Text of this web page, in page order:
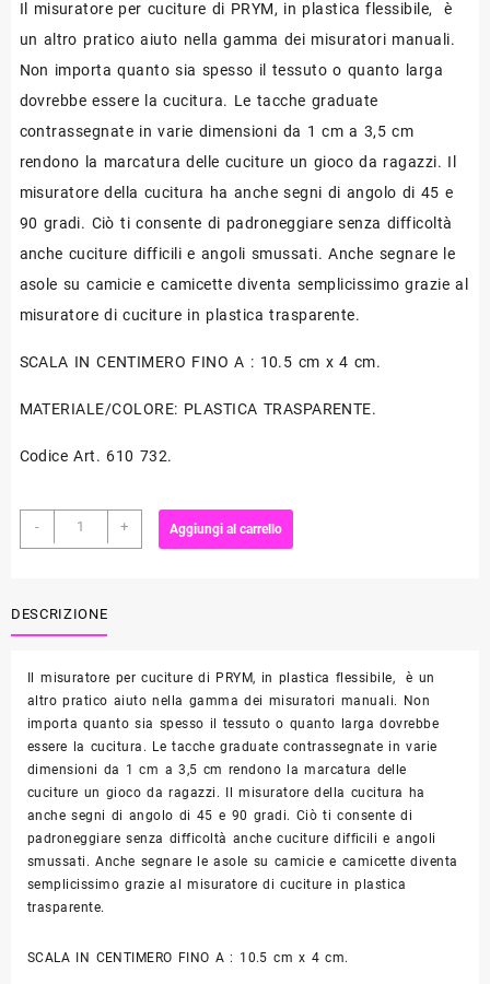
Il misuratore per cuciture di PRYM, in plastica flessibile, è
un altro pratico aiuto nella gamma dei misuratori manuali.
Non importa quanto sia spesso il tessuto o quanto larga
dovrebbe essere la cucitura. Le tacche graduate
contrassegnate in varie dimensioni da 1 cm a 3,5 cm
rendono la marcatura delle cuciture un gioco da ragazzi. Il
misuratore della cucitura ha anche segni di angolo di 45 e
90 gradi. Ciò ti consente di padroneggiare senza difficoltà
anche cuciture difficili e angoli smussati. Anche segnare le
asole su camicie e camicette diventa semplicissimo grazie al
misuratore di cuciture in plastica trasparente.
SCALA IN CENTIMERO FINO A : 10.5 cm x 4 cm.
MATERIALE/COLORE: PLASTICA TRASPARENTE.
Codice Art. 610 732.
-
Misuratore
per
quantità
+ Aggiungi al carrello
DESCRIZIONE
Il misuratore per cuciture di PRYM, in plastica flessibile, è un
altro pratico aiuto nella gamma dei misuratori manuali. Non
importa quanto sia spesso il tessuto o quanto larga dovrebbe
essere la cucitura. Le tacche graduate contrassegnate in varie
dimensioni da 1 cm a 3,5 cm rendono la marcatura delle
cuciture un gioco da ragazzi. Il misuratore della cucitura ha
anche segni di angolo di 45 e 90 gradi. Ciò ti consente di
padroneggiare senza difficoltà anche cuciture difficili e angoli
smussati. Anche segnare le asole su camicie e camicette diventa
semplicissimo grazie al misuratore di cuciture in plastica
trasparente.
SCALA IN CENTIMERO FINO A : 10.5 cm x 4 cm.